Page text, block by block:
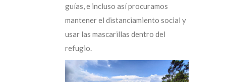
guías, e incluso así procuramos
mantener el distanciamiento social y
usar las mascarillas dentro del
refugio.